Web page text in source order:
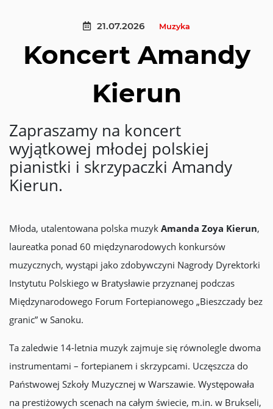
21.07.2026 Muzyka
Koncert Amandy
Kierun
Zapraszamy na koncert
wyjątkowej młodej polskiej
pianistki i skrzypaczki Amandy
Kierun.
Młoda, utalentowana polska muzyk Amanda Zoya Kierun,
laureatka ponad 60 międzynarodowych konkursów
muzycznych, wystąpi jako zdobywczyni Nagrody Dyrektorki
Instytutu Polskiego w Bratysławie przyznanej podczas
Międzynarodowego Forum Fortepianowego „Bieszczady bez
granic” w Sanoku.
Ta zaledwie 14-letnia muzyk zajmuje się równolegle dwoma
instrumentami – fortepianem i skrzypcami. Uczęszcza do
Państwowej Szkoły Muzycznej w Warszawie. Występowała
na prestiżowych scenach na całym świecie, m.in. w Brukseli,